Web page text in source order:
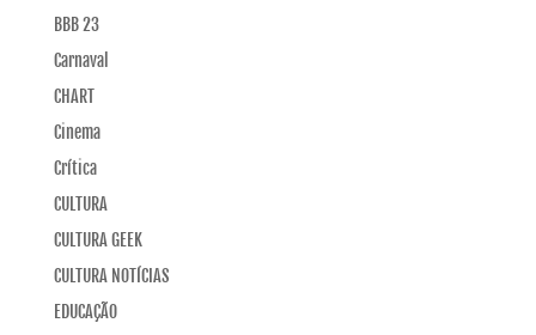
BBB 23
Carnaval
CHART
Cinema
Crítica
CULTURA
CULTURA GEEK
CULTURA NOTÍCIAS
EDUCAÇÃO